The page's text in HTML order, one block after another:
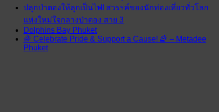
ปลุกป่าตองให้ลุกเป็นไฟ! สวรรค์ของนักท่องเที่ยวทั่วโลก
แห่งใหม่ใจกลางป่าตอง สาย 3
Dolphins Bay Phuket
🌈 Celebrate Pride & Support a Cause! 🌈 – Metadee
Phuket